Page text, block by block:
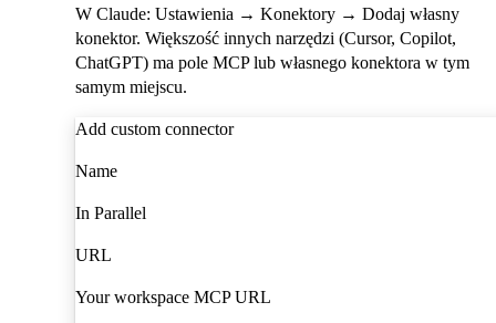
W Claude: Ustawienia → Konektory → Dodaj własny
konektor. Większość innych narzędzi (Cursor, Copilot,
ChatGPT) ma pole MCP lub własnego konektora w tym
samym miejscu.
Add custom connector
Name
In Parallel
URL
Your workspace MCP URL